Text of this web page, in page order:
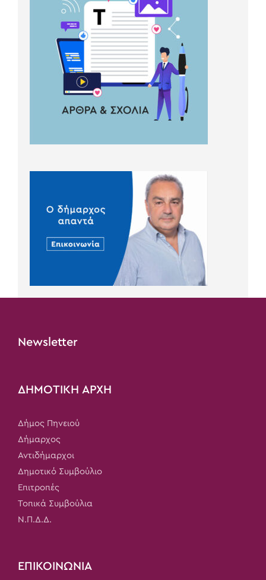
Newsletter
ΔΗΜΟΤΙΚΗ ΑΡΧΗ
Δήμος Πηνειού
Δήμαρχος
Αντιδήμαρχοι
Δημοτικό Συμβούλιο
Επιτροπές
Τοπικά Συμβούλια
Ν.Π.Δ.Δ.
ΕΠΙΚΟΙΝΩΝΙΑ